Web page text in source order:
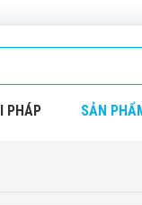
PHÁP SẢN